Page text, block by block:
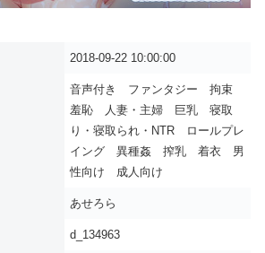
2018-09-22 10:00:00
音声付き ファンタジー 拘束
羞恥 人妻・主婦 巨乳 寝取
り・寝取られ・NTR ロールプレ
イング 異種姦 搾乳 着衣 男
性向け 成人向け
あせろら
d_134963